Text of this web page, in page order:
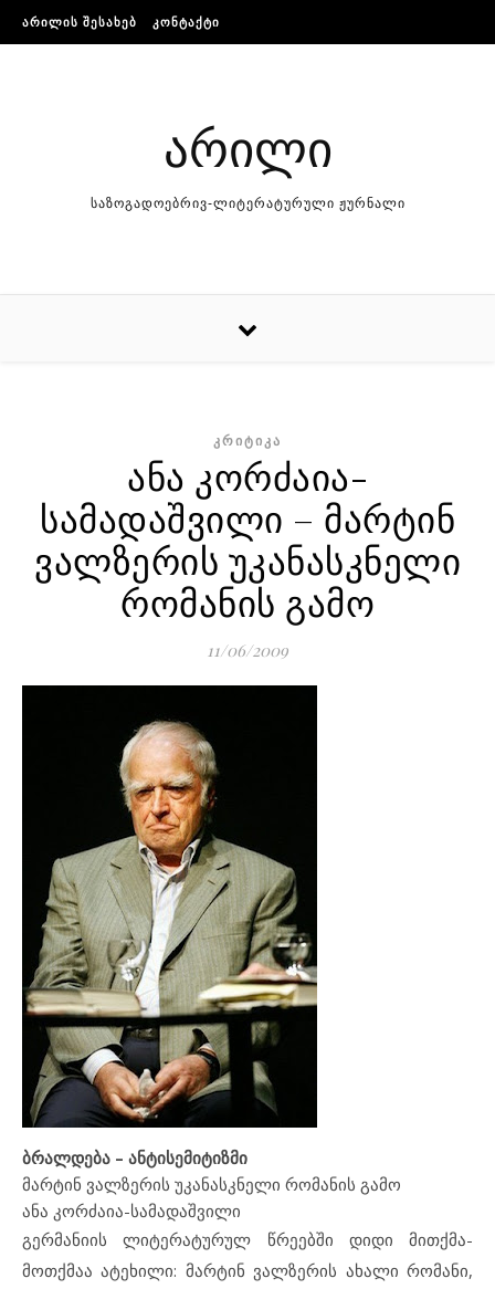
Skip to content
ᲐᲠᲘᲚᲘᲡ ᲨᲔᲡᲐᲮᲔᲑ ᲙᲝᲜᲢᲐᲥᲢᲘ
არილი
საზოგადოებრივ-ლიტერატურული ჟურნალი
ᲙᲠᲘᲢᲘᲙᲐ
ანა კორძაია-
სამადაშვილი – მარტინ
ვალზერის უკანასკნელი
რომანის გამო
11/06/2009
ბრალდება – ანტისემიტიზმი
მარტინ ვალზერის უკანასკნელი რომანის გამო
ანა კორძაია-სამადაშვილი
გერმანიის ლიტერატურულ წრეებში დიდი მითქმა-
მოთქმაა ატეხილი: მარტინ ვალზერის ახალი რომანი,